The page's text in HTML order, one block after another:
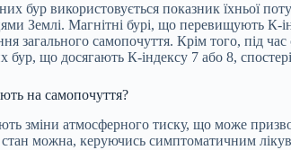
бур використовується показник їхньої
Землі. Магнітні бурі, що перевищують К-
загального самопочуття. Крім того, під
бур, що досягають К-індексу 7 або 8,
на самопочуття?
зміни атмосферного тиску, що може
можна, керуючись симптоматичним